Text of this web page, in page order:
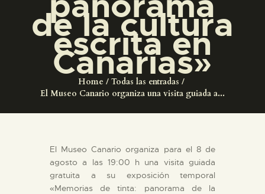
de la cultura
escrita en
Canarias»
Home
Todas las entradas
El Museo Canario organiza una visita guiada a...
ESPAÑOL
PREPARAR LA VISITA
EL MUSEO
El Museo Canario organiza para el 8 de
agosto a las 19:00 h una visita guiada
gratuita a su exposición temporal
«Memorias de tinta: panorama de la